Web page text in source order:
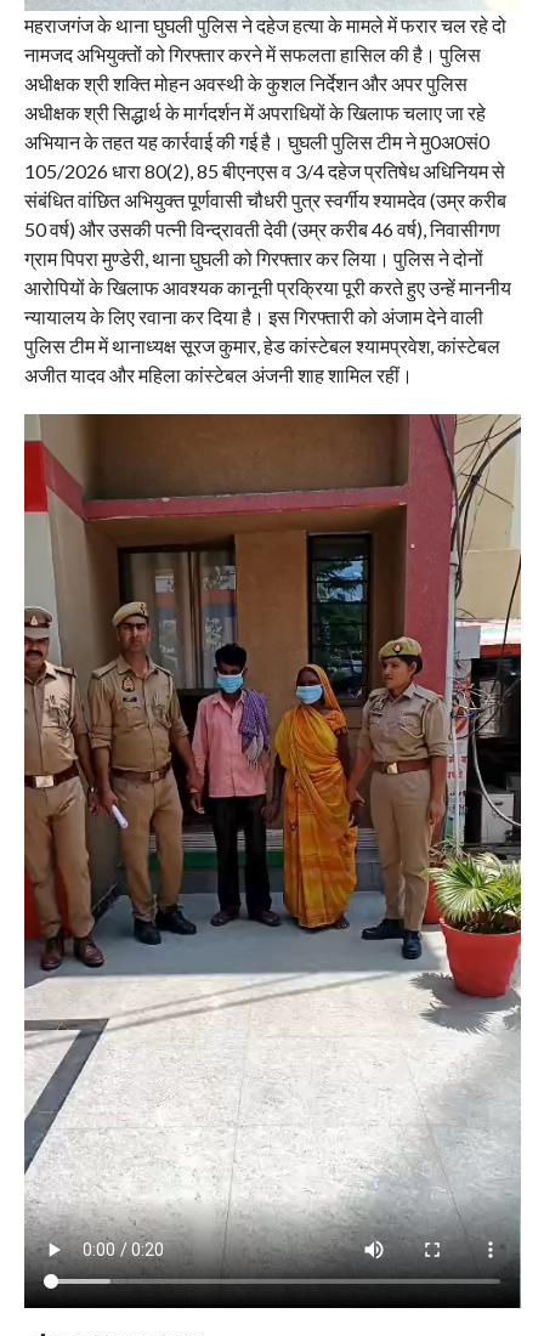
महराजगंज के थाना घुघली पुलिस ने दहेज हत्या के मामले में फरार चल रहे दो
नामजद अभियुक्तों को गिरफ्तार करने में सफलता हासिल की है। पुलिस
अधीक्षक श्री शक्ति मोहन अवस्थी के कुशल निर्देशन और अपर पुलिस
अधीक्षक श्री सिद्धार्थ के मार्गदर्शन में अपराधियों के खिलाफ चलाए जा रहे
अभियान के तहत यह कार्रवाई की गई है। घुघली पुलिस टीम ने मु0अ0सं0
105/2026 धारा 80(2), 85 बीएनएस व 3/4 दहेज प्रतिषेध अधिनियम से
संबंधित वांछित अभियुक्त पूर्णवासी चौधरी पुत्र स्वर्गीय श्यामदेव (उम्र करीब
50 वर्ष) और उसकी पत्नी विन्द्रावती देवी (उम्र करीब 46 वर्ष), निवासीगण
ग्राम पिपरा मुण्डेरी, थाना घुघली को गिरफ्तार कर लिया। पुलिस ने दोनों
आरोपियों के खिलाफ आवश्यक कानूनी प्रक्रिया पूरी करते हुए उन्हें माननीय
न्यायालय के लिए रवाना कर दिया है। इस गिरफ्तारी को अंजाम देने वाली
पुलिस टीम में थानाध्यक्ष सूरज कुमार, हेड कांस्टेबल श्यामप्रवेश, कांस्टेबल
अजीत यादव और महिला कांस्टेबल अंजनी शाह शामिल रहीं।